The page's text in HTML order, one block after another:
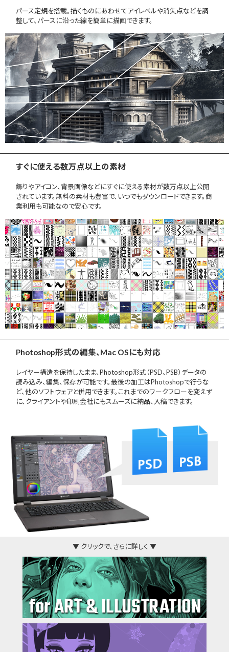
パース定規を搭載。描くものにあわせてアイレベルや消失点などを調
整して、パースに沿った線を簡単に描画できます。
すぐに使える数万点以上の素材
飾りやアイコン、背景画像などにすぐに使える素材が数万点以上公開
されています。無料の素材も豊富で、いつでもダウンロードできます。商
業利用も可能なので安心です。
Photoshop形式の編集、Mac OSにも対応
レイヤー構造を保持したまま、Photoshop形式（PSD、PSB）データの
読み込み、編集、保存が可能です。最後の加工はPhotoshopで行うな
ど、他のソフトウェアと併用できます。これまでのワークフローを変えず
に、クライアントや印刷会社にもスムーズに納品、入稿できます。
▼ クリックで、さらに詳しく ▼